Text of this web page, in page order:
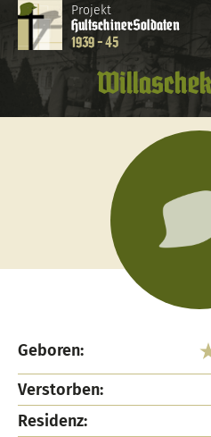
Projekt
HultschinerSoldaten
1939 - 45
Geboren:
Verstorben:
Residenz: